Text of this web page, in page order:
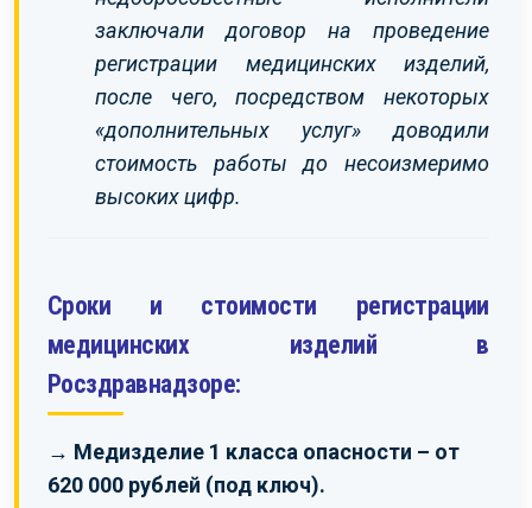
заключали договор на проведение
регистрации медицинских изделий,
после чего, посредством некоторых
«дополнительных услуг» доводили
стоимость работы до несоизмеримо
высоких цифр.
Сроки и стоимости регистрации
медицинских изделий в
Росздравнадзоре:
→ Медизделие 1 класса опасности – от
620 000 рублей (под ключ).